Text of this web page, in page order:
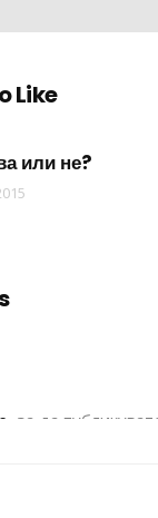
Like
или не?
, за да